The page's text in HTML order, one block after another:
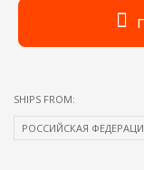
SHIPS FROM:
РОССИЙСКАЯ